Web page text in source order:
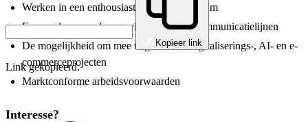
Werken in een enthousiast en betrokken team
Een moderne werkomgeving met korte communicatielijnen
De mogelijkheid om mee te groeien in digitaliserings-, AI- en e-
commerceprojecten
Marktconforme arbeidsvoorwaarden
Interesse?
Kopieer link
Link gekopieerd.